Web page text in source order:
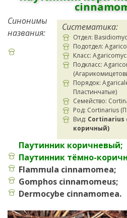
Систематика:
Отдел:
Подотдел:
Класс:
Подкласс:
Порядок:
Пластинчатые)
Семейство:
Род: Cortinarius
Вид: Cortinarius
коричный)
Синонимы
названия:
Паутинник коричневый;
Паутинник тёмно-
Flammula cinnamomea;
Gomphos cinnamomeus;
Dermocybe cinnamomea.